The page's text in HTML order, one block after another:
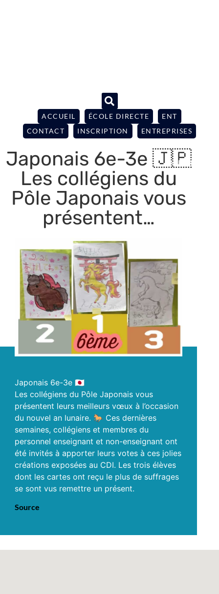
ACCUEIL ÉCOLE DIRECTE
ENT
CONTACT
INSCRIPTION ENTREPRISES
Japonais 6e-3e 🇯🇵
Les collégiens du
Pôle Japonais vous
présentent…
Japonais 6e-3e 🇯🇵
Les collégiens du Pôle Japonais vous
présentent leurs meilleurs vœux à l’occasion
du nouvel an lunaire. 🐎 Ces dernières
semaines, collégiens et membres du
personnel enseignant et non-enseignant ont
été invités à apporter leurs votes à ces jolies
créations exposées au CDI. Les trois élèves
dont les cartes ont reçu le plus de suffrages
se sont vus remettre un présent.
Source